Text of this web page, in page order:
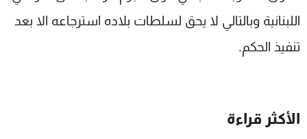
اللبنانية وبالتالي لا يحق لسلطات بلاده استرجاعه الا بعد
تنفيذ الحكم.
الأكثر قراءة